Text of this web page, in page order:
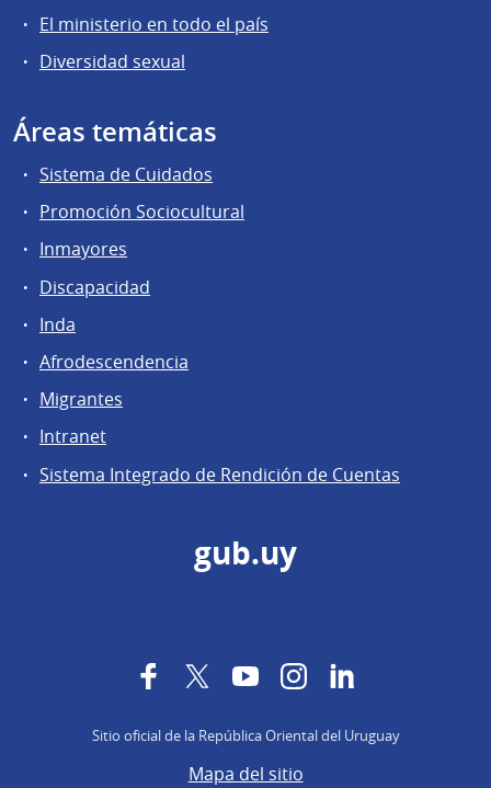
El ministerio en todo el país
Diversidad sexual
Áreas temáticas
Sistema de Cuidados
Promoción Sociocultural
Inmayores
Discapacidad
Inda
Afrodescendencia
Migrantes
Intranet
Sistema Integrado de Rendición de Cuentas
gub.uy
FacebookTwitterYouTubeInstagram
Sitio oficial de la República Oriental del Uruguay
Mapa del sitio